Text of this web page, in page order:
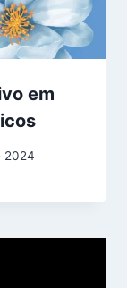
em
2024